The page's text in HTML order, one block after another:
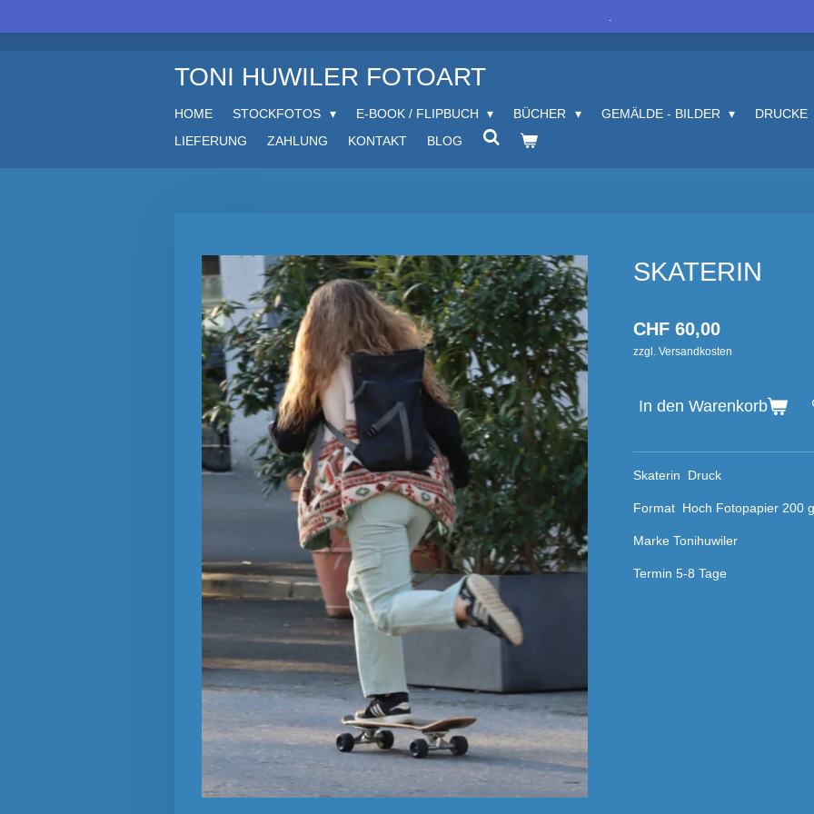
TONI HUWILER FOTOART
HOME STOCKFOTOS E-BOOK / FLIPBUCH BÜCHER GEMÄLDE - BILDER
DRUCKE
LIEFERUNG
ZAHLUNG KONTAKT BLOG
SKATERIN
CHF 60,00
zzgl. Versandkosten
In den Warenkorb
Skaterin Druck
Format Hoch Fotopapier 200
Marke Tonihuwiler
Termin 5-8 Tage